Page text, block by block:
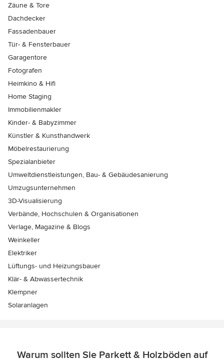
Zäune & Tore
Dachdecker
Fassadenbauer
Tür- & Fensterbauer
Garagentore
Fotografen
Heimkino & Hifi
Home Staging
Immobilienmakler
Kinder- & Babyzimmer
Künstler & Kunsthandwerk
Möbelrestaurierung
Spezialanbieter
Umweltdienstleistungen, Bau- & Gebäudesanierung
Umzugsunternehmen
3D-Visualisierung
Verbände, Hochschulen & Organisationen
Verlage, Magazine & Blogs
Weinkeller
Elektriker
Lüftungs- und Heizungsbauer
Klär- & Abwassertechnik
Klempner
Solaranlagen
Warum sollten Sie Parkett & Holzböden auf